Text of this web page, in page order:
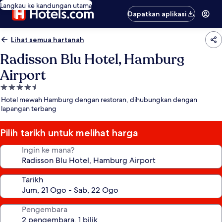
Langkau ke kandungan utama
Dapatkan aplikasi
Lihat semua hartanah
Radisson Blu Hotel, Hamburg
Airport
Hartanah
4.5
bintang
Hotel mewah Hamburg dengan restoran, dihubungkan dengan
lapangan terbang
Pilih tarikh untuk melihat harga
Ingin ke mana?
Tarikh
Pengembara